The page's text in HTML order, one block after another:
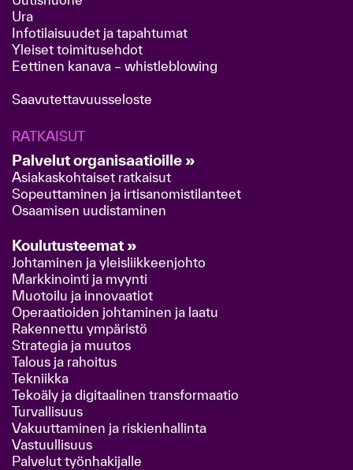
Ura
Infotilaisuudet ja tapahtumat
Yleiset toimitusehdot
Eettinen kanava – whistleblowing
Saavutettavuusseloste
RATKAISUT
Palvelut organisaatioille »
Asiakaskohtaiset ratkaisut
Sopeuttaminen ja irtisanomistilanteet
Osaamisen uudistaminen
Koulutusteemat »
Johtaminen ja yleisliikkeenjohto
Markkinointi ja myynti
Muotoilu ja innovaatiot
Operaatioiden johtaminen ja laatu
Rakennettu ympäristö
Strategia ja muutos
Talous ja rahoitus
Tekniikka
Tekoäly ja digitaalinen transformaatio
Turvallisuus
Vakuuttaminen ja riskienhallinta
Vastuullisuus
Palvelut työnhakijalle